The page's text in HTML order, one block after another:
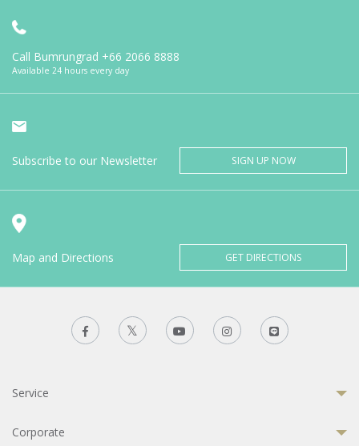
Call Bumrungrad +66 2066 8888
Available 24 hours every day
Subscribe to our Newsletter SIGN UP NOW
Map and Directions GET DIRECTIONS
Service
Corporate